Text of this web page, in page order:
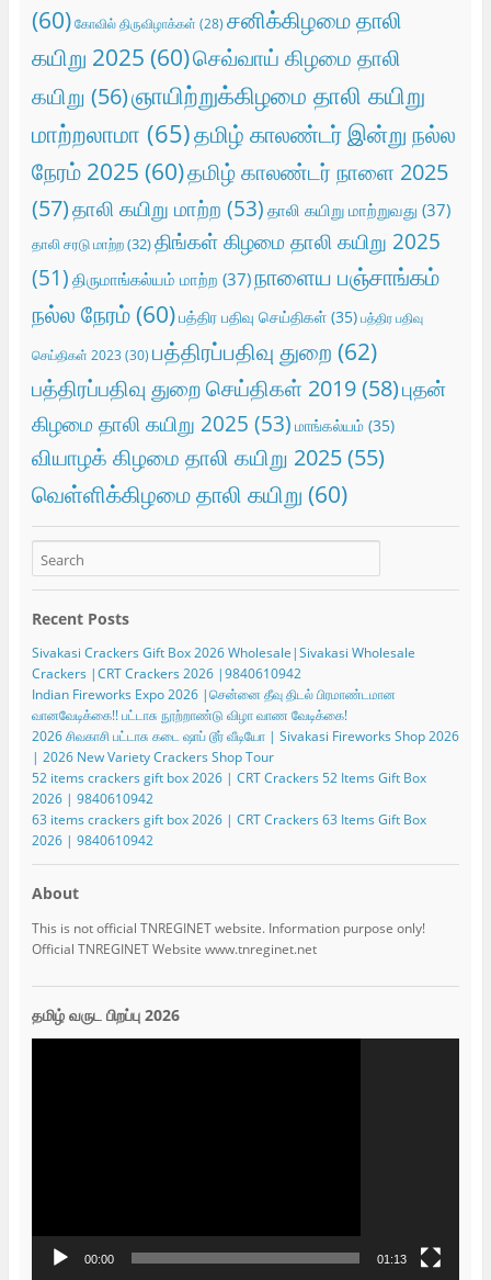
(60) கோவில் திருவிழாக்கள் (28) சனிக்கிழமை தாலி
கயிறு 2025 (60)செவ்வாய் கிழமை தாலி
கயிறு (56)ஞாயிற்றுக்கிழமை தாலி கயிறு
மாற்றலாமா (65)தமிழ் காலண்டர் இன்று நல்ல
நேரம் 2025 (60)தமிழ் காலண்டர் நாளை 2025
(57)தாலி கயிறு மாற்ற (53) தாலி கயிறு மாற்றுவது (37)
தாலி சரடு மாற்ற(32)திங்கள் கிழமை தாலி கயிறு 2025
(51) திருமாங்கல்யம் மாற்ற (37)நாளைய பஞ்சாங்கம்
நல்ல நேரம்(60)பத்திர பதிவு செய்திகள்(35) பத்திர பதிவு
செய்திகள் 2023 (30) பத்திரப்பதிவு துறை (62)
பத்திரப்பதிவு துறை செய்திகள் 2019(58)புதன்
கிழமை தாலி கயிறு 2025 (53) மாங்கல்யம்(35)
வியாழக் கிழமை தாலி கயிறு 2025(55)
வெள்ளிக்கிழமை தாலி கயிறு (60)
Recent Posts
Sivakasi Crackers Gift Box 2026 Wholesale|Sivakasi Wholesale
Crackers |CRT Crackers 2026 |9840610942
Indian Fireworks Expo 2026 |சென்னை தீவு திடல் பிரமாண்டமான
வானவேடிக்கை!! பட்டாசு நூற்றாண்டு விழா வாண வேடிக்கை!
2026 சிவகாசி பட்டாசு கடை ஷாப் டூர் வீடியோ | Sivakasi Fireworks Shop 2026
| 2026 New Variety Crackers Shop Tour
52 items crackers gift box 2026 | CRT Crackers 52 Items Gift Box
2026 | 9840610942
63 items crackers gift box 2026 | CRT Crackers 63 Items Gift Box
2026 | 9840610942
About
This is not official TNREGINET website. Information purpose only!
Official TNREGINET Website www.tnreginet.net
தமிழ் வருட பிறப்பு 2026
00:00 01:13